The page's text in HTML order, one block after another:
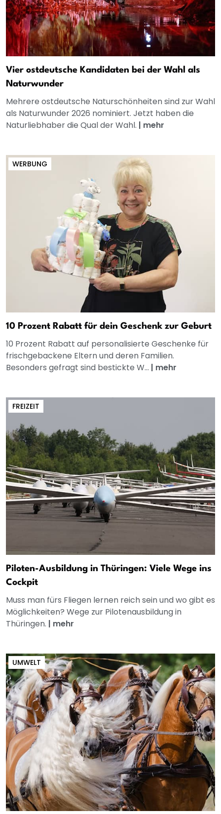
Vier ostdeutsche Kandidaten bei der Wahl als
Naturwunder
Mehrere ostdeutsche Naturschönheiten sind zur Wahl
als Naturwunder 2026 nominiert. Jetzt haben die
Naturliebhaber die Qual der Wahl. | mehr
WERBUNG
10 Prozent Rabatt für dein Geschenk zur Geburt
10 Prozent Rabatt auf personalisierte Geschenke für
frischgebackene Eltern und deren Familien.
Besonders gefragt sind bestickte W... | mehr
FREIZEIT
Piloten-Ausbildung in Thüringen: Viele Wege ins
Cockpit
Muss man fürs Fliegen lernen reich sein und wo gibt es
Möglichkeiten? Wege zur Pilotenausbildung in
Thüringen. | mehr
UMWELT